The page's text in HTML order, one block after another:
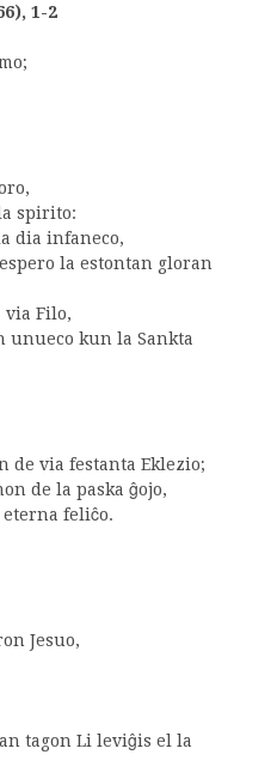
1-2
spirito:
dia infaneco,
la estontan gloran
via Filo,
unueco kun la Sankta
de via festanta Eklezio;
de la paska ĝojo,
feliĉo.
Jesuo,
tagon Li leviĝis el la